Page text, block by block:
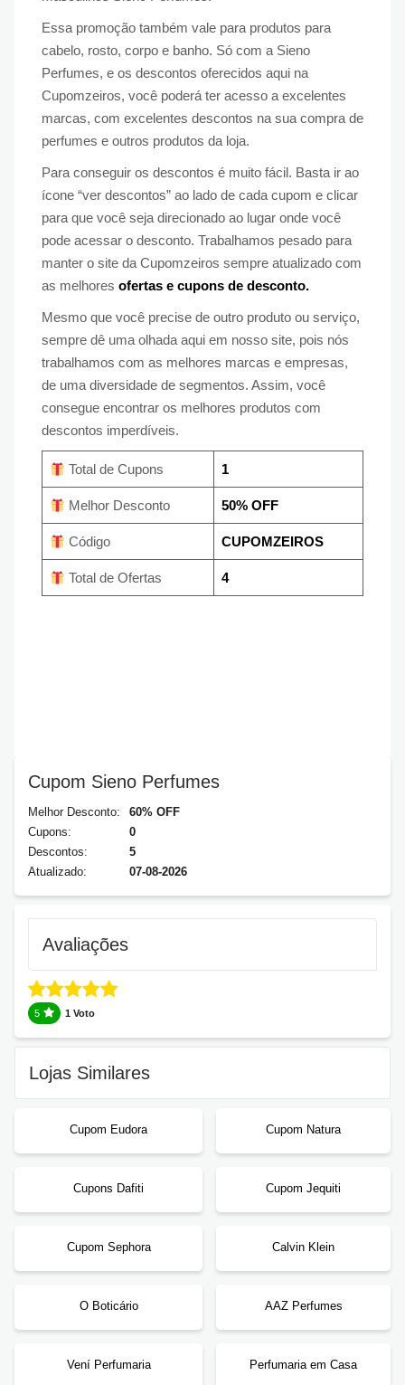
Essa promoção também vale para produtos para
cabelo, rosto, corpo e banho. Só com a Sieno
Perfumes, e os descontos oferecidos aqui na
Cupomzeiros, você poderá ter acesso a excelentes
marcas, com excelentes descontos na sua compra de
perfumes e outros produtos da loja.
Para conseguir os descontos é muito fácil. Basta ir ao
ícone “ver descontos” ao lado de cada cupom e clicar
para que você seja direcionado ao lugar onde você
pode acessar o desconto. Trabalhamos pesado para
manter o site da Cupomzeiros sempre atualizado com
as melhores ofertas e cupons de desconto.
Mesmo que você precise de outro produto ou serviço,
sempre dê uma olhada aqui em nosso site, pois nós
trabalhamos com as melhores marcas e empresas,
de uma diversidade de segmentos. Assim, você
consegue encontrar os melhores produtos com
descontos imperdíveis.
Total de Cupons 1
Melhor Desconto 50% OFF
Código CUPOMZEIROS
Total de Ofertas 4
Cupom Sieno Perfumes
Melhor Desconto:
60% OFF
Cupons:
0
Descontos:
5
Atualizado:
07-08-2026
Avaliações
5 1 Voto
Lojas Similares
Cupom Eudora Cupom Natura
Cupons Dafiti Cupom Jequiti
Cupom Sephora Calvin Klein
O Boticário AAZ Perfumes
Vení Perfumaria Perfumaria em Casa